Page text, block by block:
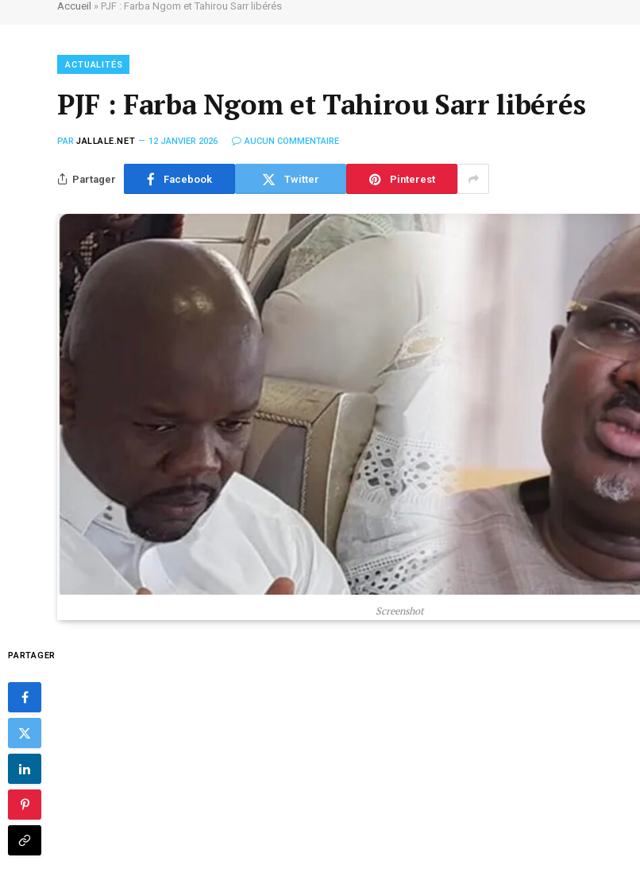
Accueil » PJF : Farba Ngom et Tahirou Sarr libérés
ACTUALITÉS
PJF : Farba Ngom et Tahirou Sarr libérés
PAR JALLALE.NET 12 JANVIER 2026 AUCUN COMMENTAIRE
Partager Facebook Twitter Pinterest
Screenshot
PARTAGER